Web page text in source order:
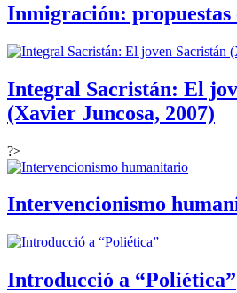
Inmigración: propuestas
Integral Sacristán: El
(Xavier Juncosa, 2007)
?>
Intervencionismo
Introducció a “Poliética”